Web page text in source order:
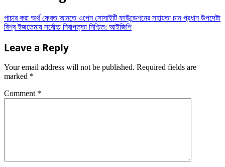
পাচার করা অর্থ ফেরত আনতে ওপেন সোসাইটি ফাউন্ডেশনের সহায়তা চান প্রধান উপদেষ্টা
বিশ্ব ইজতেমায় সর্বোচ্চ নিরাপত্তা নিশ্চিত: আইজিপি
Leave a Reply
Your email address will not be published. Required fields are
marked *
Comment *